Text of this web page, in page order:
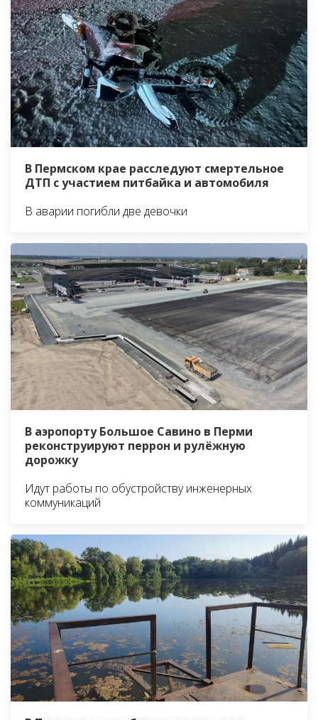
В Пермском крае расследуют смертельное
ДТП с участием питбайка и автомобиля
В аварии погибли две девочки
В аэропорту Большое Савино в Перми
реконструируют перрон и рулёжную
дорожку
Идут работы по обустройству инженерных
коммуникаций